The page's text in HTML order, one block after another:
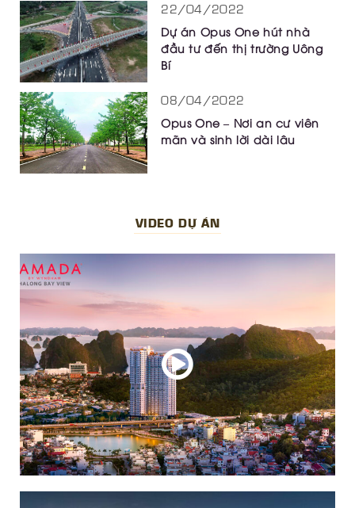
22/04/2022
Dự án Opus One hút nhà
đầu tư đến thị trường Uông
Bí
08/04/2022
Opus One – Nơi an cư viên
mãn và sinh lời dài lâu
VIDEO DỰ ÁN